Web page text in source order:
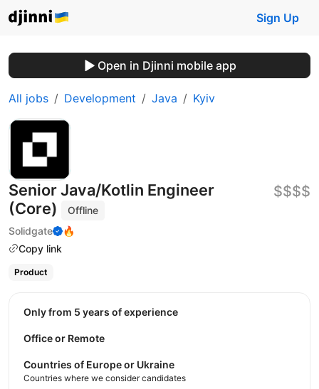
Sign Up
Open in Djinni mobile app
All jobs Development Java Kyiv
Senior Java/Kotlin Engineer
(Core)
Offline
Solidgate
🔥
Copy link
$$$$
Product
Only from 5 years of experience
Office or Remote
Countries of Europe or Ukraine
Countries where we consider candidates